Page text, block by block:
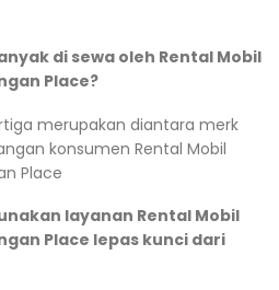
di sewa oleh Rental Mobil
Place?
merupakan diantara merk
konsumen Rental Mobil
Place
layanan Rental Mobil
Place lepas kunci dari